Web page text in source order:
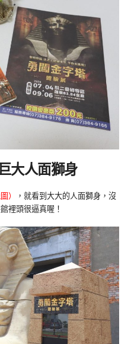
大人面獅身
）
，就看到大大的人面獅身，沒
館裡頭很逼真喔！